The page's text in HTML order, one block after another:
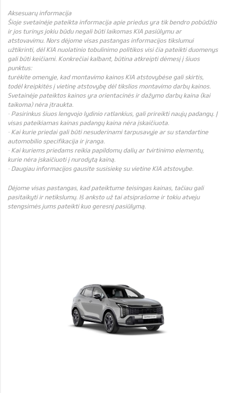
Aksesuarų informacija
Šioje svetainėje pateikta informacija apie priedus yra tik bendro pobūdžio
ir jos turinys jokiu būdu negali būti laikomas KIA pasiūlymu ar
atstovavimu. Nors dėjome visas pastangas informacijos tikslumui
užtikrinti, dėl KIA nuolatinio tobulinimo politikos visi čia pateikti duomenys
gali būti keičiami. Konkrečiai kalbant, būtina atkreipti dėmesį į šiuos
punktus:
turėkite omenyje, kad montavimo kainos KIA atstovybėse gali skirtis,
todėl kreipkitės į vietinę atstovybę dėl tikslios montavimo darbų kainos.
Svetainėje pateiktos kainos yra orientacinės ir dažymo darbų kaina (kai
taikoma) nėra įtraukta.
· Pasirinkus šiuos lengvojo lydinio ratlankius, gali prireikti naujų padangų. Į
visas pateikiamas kainas padangų kaina nėra įskaičiuota.
· Kai kurie priedai gali būti nesuderinami tarpusavyje ar su standartine
automobilio specifikacija ir įranga.
· Kai kuriems priedams reikia papildomų dalių ar tvirtinimo elementų,
kurie nėra įskaičiuoti į nurodytą kainą.
· Daugiau informacijos gausite susisiekę su vietine KIA atstovybe.
Dėjome visas pastangas, kad pateiktume teisingas kainas, tačiau gali
pasitaikyti ir netikslumų. Iš anksto už tai atsiprašome ir tokiu atveju
stengsimės jums pateikti kuo geresnį pasiūlymą.